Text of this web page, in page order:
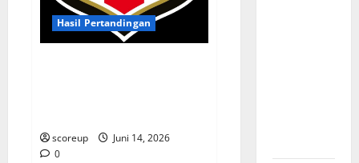
Hasil Pertandingan
scoreup
Juni 14, 2026
0